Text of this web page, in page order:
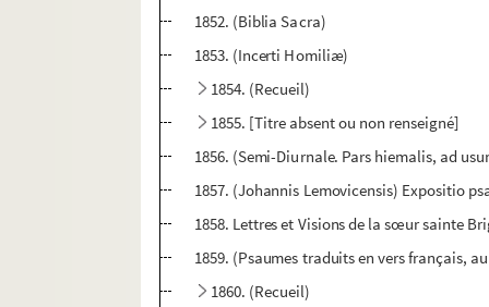
1852. (Biblia Sacra)
1853. (Incerti Homiliæ)
1854. (Recueil)
1855. [Titre absent ou non renseigné]
1856. (Semi-Diurnale. Pars hiemalis, ad
1857. (Johannis Lemovicensis) Expositio
1858. Lettres et Visions de la sœur sainte
1859. (Psaumes traduits en vers français,
1860. (Recueil)